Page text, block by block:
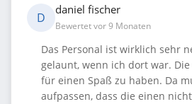
D
daniel fischer
Bewertet vor 9 Monaten
Das Personal ist wirklich sehr
gelaunt, wenn ich dort war.
für einen Spaß zu haben. Da
aufpassen, dass die einen